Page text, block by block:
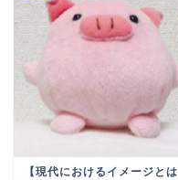
【現代におけるイメージとは